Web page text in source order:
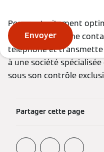
Pour un traitement
que Viessmann me
téléphone et transmette
à une société
sous son contrôle
Envoyer
Partager cette page